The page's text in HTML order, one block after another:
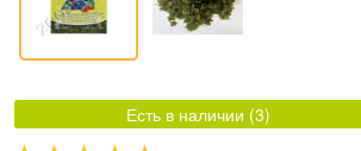
Есть в наличии (3)